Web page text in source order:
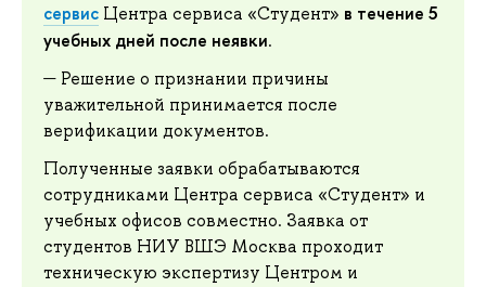
сервис Центра сервиса «Студент» в течение 5
учебных дней после неявки.
Решение о признании причины
уважительной принимается после
верификации документов.
Полученные заявки обрабатываются
сотрудниками Центра сервиса «Студент» и
учебных офисов совместно. Заявка от
студентов НИУ ВШЭ Москва проходит
техническую экспертизу Центром и